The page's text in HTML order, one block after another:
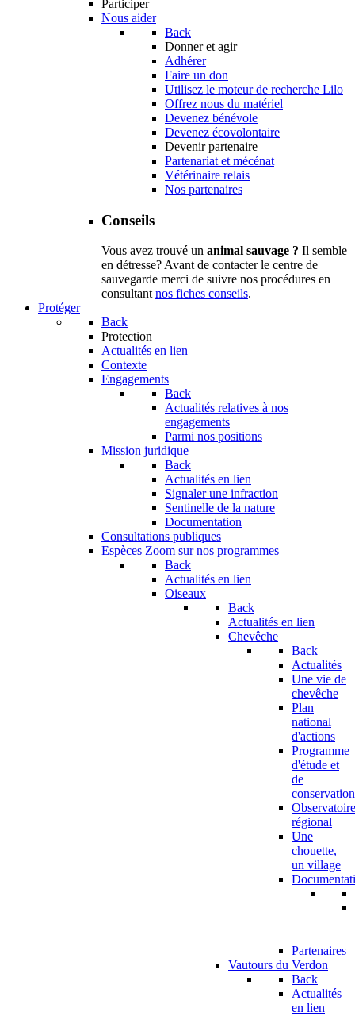
Participer
Nous aider
Back
Donner et agir
Adhérer
Faire un don
Utilisez le moteur de recherche Lilo
Offrez nous du matériel
Devenez bénévole
Devenez écovolontaire
Devenir partenaire
Partenariat et mécénat
Vétérinaire relais
Nos partenaires
Conseils
Vous avez trouvé un animal sauvage ? Il semble
en détresse? Avant de contacter le centre de
sauvegarde merci de suivre nos procédures en
consultantnos fiches conseils.
Protéger
Back
Protection
Actualités en lien
Contexte
Engagements
Back
Actualités relatives à nos
engagements
Parmi nos positions
Mission juridique
Back
Actualités en lien
Signaler une infraction
Sentinelle de la nature
Documentation
Consultations publiques
Espèces Zoom sur nos programmes
Back
Actualités en lien
Oiseaux
Back
Actualités en lien
Chevêche
Back
Actualités
Une vie de
chevêche
Plan
national
d'actions
Programme
d'étude et
de
conservation
Observatoire
régional
Une
chouette,
un village
Partenaires
Vautours du Verdon
Back
Actualités
en lien